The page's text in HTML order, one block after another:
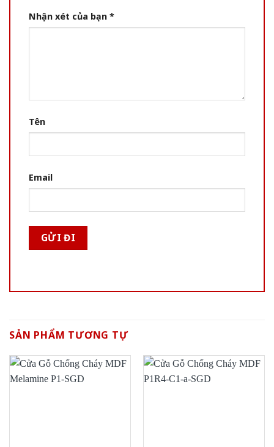
Nhận xét của bạn *
Tên
Email
SẢN PHẨM TƯƠNG TỰ